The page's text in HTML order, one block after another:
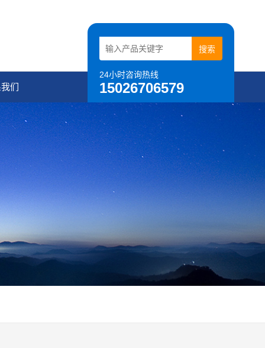
24小时咨询热线
15026706579
们